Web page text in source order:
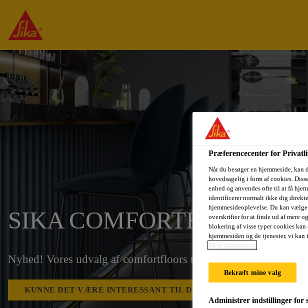
SIKA COMFORTFLOOR®
Nyhed! Vores udvalg af comfortfloors udvides med endnu et
KUNNE DET VÆRE INTERESSANT TIL DINE PROJEKTER? KONTAKT
Præferencecenter for
Når du besøger en hjemmeside,
hovedsagelig i form af cookies.
enhed og anvendes ofte til at få
identificerer normalt ikke dig
hjemmesideoplevelse. Du kan
overskrifter for at finde ud af mere
blokering af visse typer cookies
hjemmesiden og de tjenester, vi kan
Mere information
Bekræft mine valg
Administrer indstillinger for